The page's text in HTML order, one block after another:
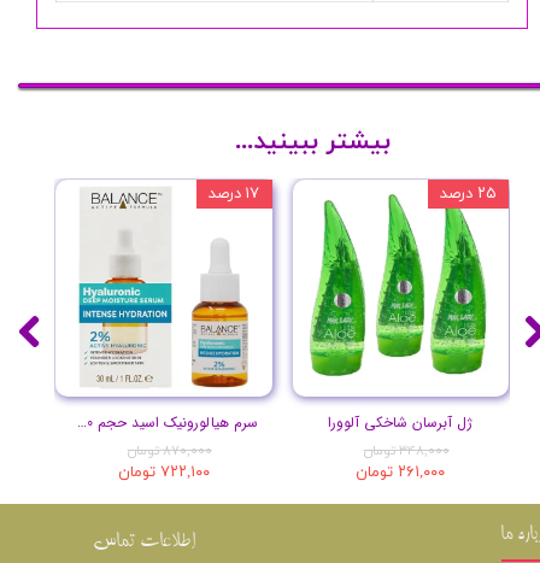
سرم هیالورونیک اسید حجم 30 میلی لیتر
۸۷۰,۰۰۰ تومان
۷۲۲,۱۰۰ تومان
۱۷ درصد
ژل آبرسان شاخکی آلوورا
۳۴۸,۰۰۰ تومان
۲۶۱,۰۰۰ تومان
۲۵ درصد
بیشتر ببینید...
ما اطلاعات تماس